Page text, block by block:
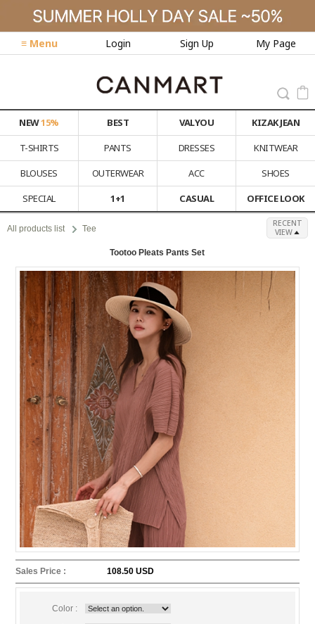
≡ Menu Login Sign Up My Page
NEW15% BEST VALYOU
KIZAK JEAN
T-SHIRTS
PANTS DRESSES
KNITWEAR
BLOUSES
OUTERWEAR ACC
SHOES
SPECIAL
1+1 CASUAL OFFICE LOOK
All products list Tee
RECENT
VIEW
Tootoo Pleats Pants Set
Sales Price : 108.50 USD
Color :